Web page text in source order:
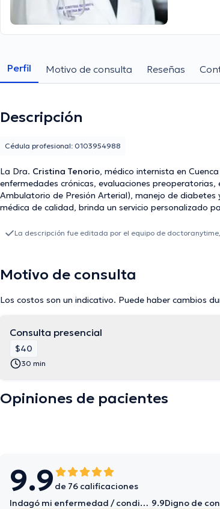
Perfil Motivo de consulta Reseñas
Descripción
La Dra. Cristina Tenorio, médico internista en
enfermedades crónicas, evaluaciones
Ambulatorio de Presión Arterial), manejo de
médica de calidad, brinda un servicio personalizado
Cédula profesional: 0103954988
La descripción fue editada por el equipo de
Motivo de consulta
Los costos son un indicativo. Puede haber cambios
Consulta presencial
$40
30 min
Opiniones de pacientes
9.9 de 76 calificaciones
Indagó mi enfermedad / condición en detalle 9.9Digno de